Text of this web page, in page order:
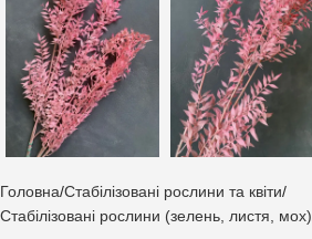
Головна Стабілізовані рослини та квіти
Стабілізовані рослини (зелень, листя, мох)